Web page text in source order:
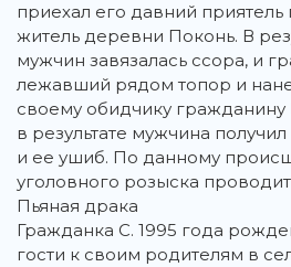
приехал его давний
житель деревни Поконь. В
мужчин завязалась ссора, и
лежавший рядом топор и
своему обидчику гражданину
в результате мужчина
и ее ушиб. По данному
уголовного розыска
Пьяная драка
Гражданка С. 1995 года
гости к своим родителям в